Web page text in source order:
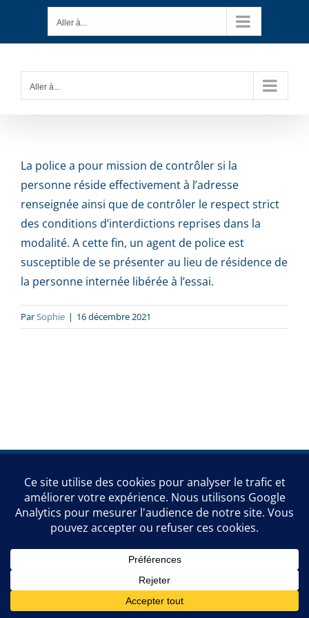
contenu
Aller à...
Aller à...
La police a pour mission de contrôler si la
personne réside effectivement à l’adresse
renseignée ainsi que de contrôler le respect strict
des conditions d’interdictions reprises dans la
modalité. A cette fin, un agent de police est
susceptible de se présenter au lieu de résidence de
la personne internée libérée à l’essai.
ParSophie | 16 décembre 2021